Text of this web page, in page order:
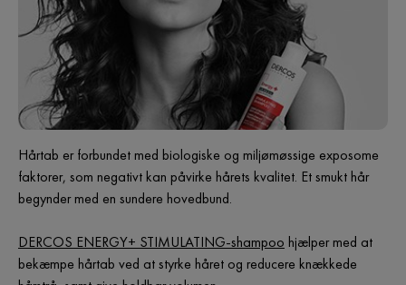
Hårtab er forbundet med biologiske og miljømøssige exposome
faktorer, som negativt kan påvirke hårets kvalitet. Et smukt hår
begynder med en sundere hovedbund.
DERCOS ENERGY+ STIMULATING-shampoo hjælper med at
bekæmpe hårtab ved at styrke håret og reducere knækkede